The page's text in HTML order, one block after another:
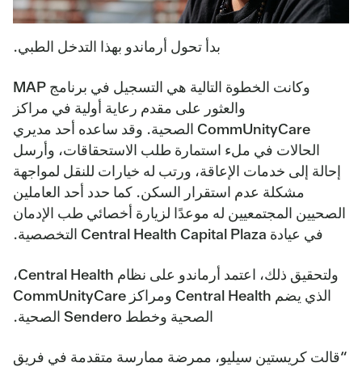
بدأ تحول أرماندو بهذا التدخل الطبي.
وكانت الخطوة التالية هي التسجيل في برنامج MAP
والعثور على مقدم رعاية أولية في مراكز
CommUnityCare الصحية. وقد ساعده أحد مديري
الحالات في ملء استمارة طلب الاستحقاقات، وأرسل
إحالة إلى خدمات الإعاقة، ورتب له خيارات للنقل لمواجهة
مشكلة عدم استقرار السكن. كما حدد أحد العاملين
الصحيين المجتمعيين له موعدًا لزيارة أخصائي طب الإدمان
في عيادة Central Health Capital Plaza التخصصية.
ولتحقيق ذلك، اعتمد أرماندو على نظام Central Health،
الذي يضم Central Health ومراكز CommUnityCare
الصحية وخطط Sendero الصحية.
“قالت كريستين سيليو، ممرضة ممارسة متقدمة في فريق